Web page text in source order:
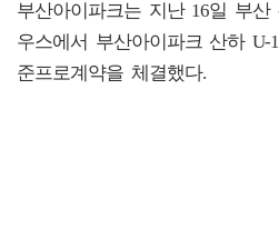
부산아이파크는 지난 16일 부
우스에서 부산아이파크 산하 U-
준프로계약을 체결했다.